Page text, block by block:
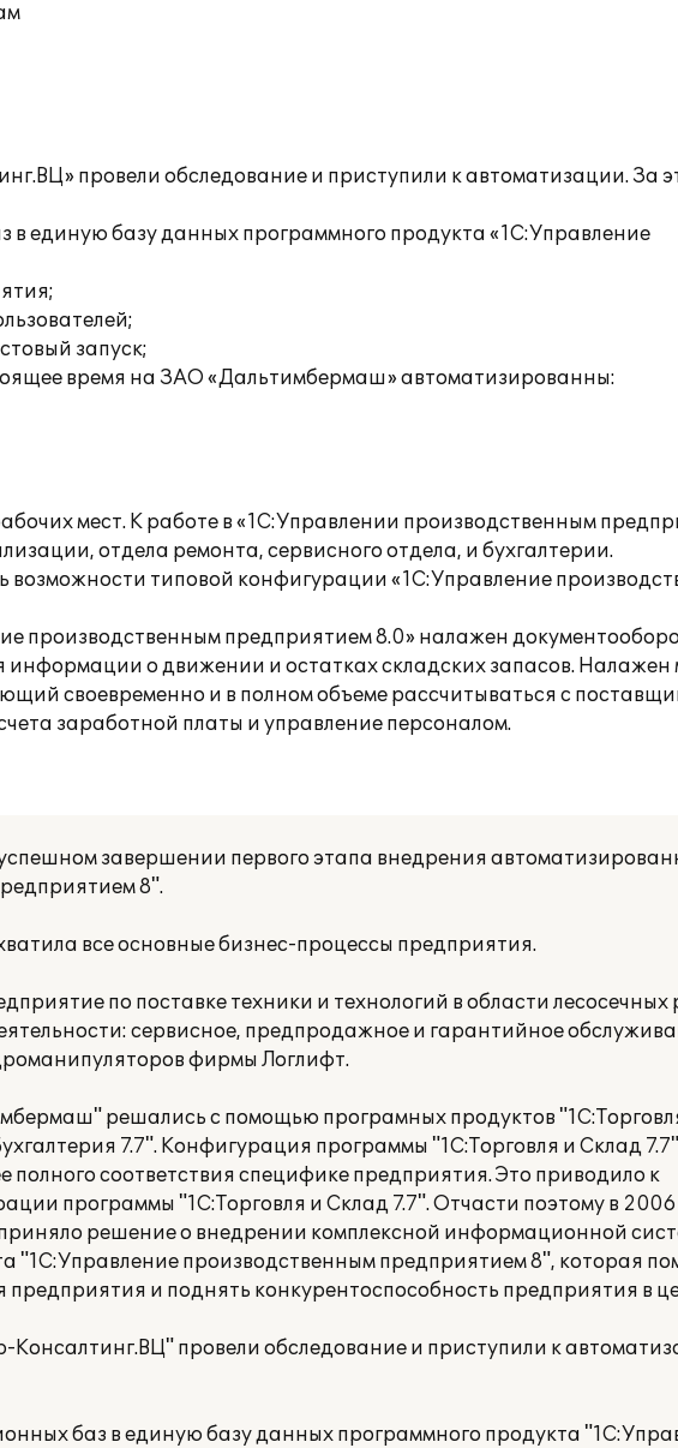
провели обследование и приступили к автоматизации. За
единую базу данных программного продукта «1С:Управление
запуск;
время на ЗАО «Дальтимбермаш» автоматизированны:
мест. К работе в «1С:Управлении производственным
отдела ремонта, сервисного отдела, и бухгалтерии.
возможности типовой конфигурации «1С:Управление
производственным предприятием 8.0» налажен
информации о движении и остатках складских запасов. Налажен
своевременно и в полном объеме рассчитываться с
заработной платы и управление персоналом.
завершении первого этапа внедрения
8".
все основные бизнес-процессы предприятия.
по поставке техники и технологий в области лесосечных
сервисное, предпродажное и гарантийное
фирмы Логлифт.
решались с помощью програмных продуктов
7.7". Конфигурация программы "1С:Торговля и Склад
полного соответствия специфике предприятия. Это приводило к
программы "1С:Торговля и Склад 7.7". Отчасти поэтому в 2006
решение о внедрении комплексной информационной
"1С:Управление производственным предприятием 8", которая
и поднять конкурентоспособность предприятия в
провели обследование и приступили к
баз в единую базу данных программного продукта